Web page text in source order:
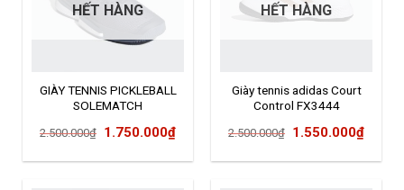
HẾT HÀNG
GIÀY TENNIS PICKLEBALL
SOLEMATCH
2.500.000₫ Giá
1.750.000₫Giá
HẾT HÀNG
Giày tennis adidas Court
Control FX3444
2.500.000₫ Giá
1.550.000₫Giá